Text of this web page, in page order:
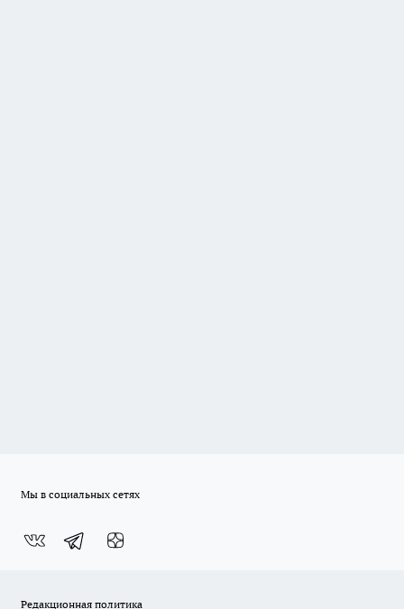
Мы в социальных сетях
Редакционная политика